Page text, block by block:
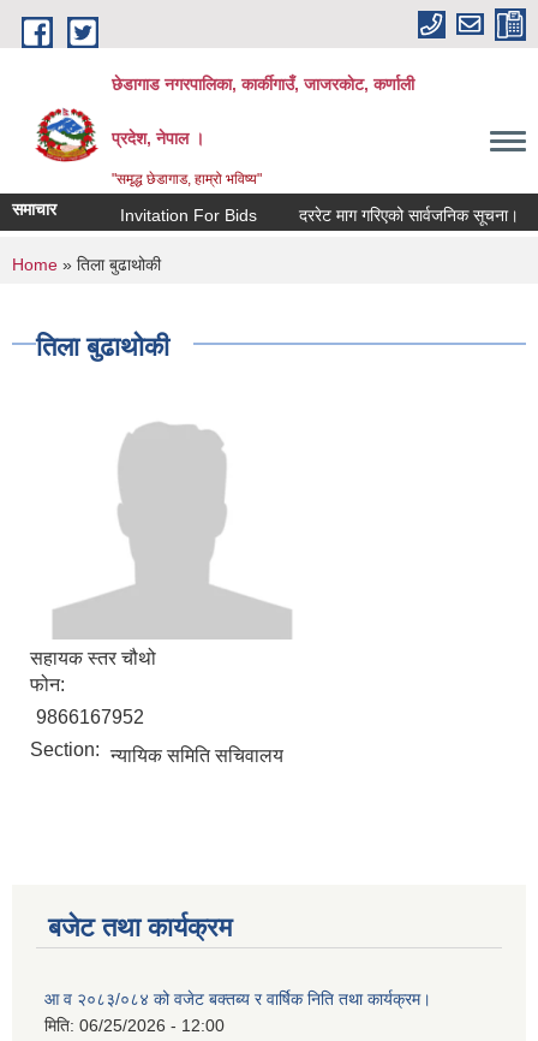
Skip to main content
छेडागाड नगरपालिका, कार्कीगाउँ, जाजरकाेट, कर्णाली
प्रदेश, नेपाल ।
"समृद्ध छेडागाड, हाम्रो भविष्य"
समाचार Invitation For Bids दररेट माग गरिएको सार्वजनिक सूचना।
You are here
Home » तिला बुढाथोकी
तिला बुढाथोकी
सहायक स्तर चौथो
फोन:
9866167952
Section: न्यायिक समिति सचिवालय
बजेट तथा कार्यक्रम
आ व २०८३/०८४ को वजेट बक्तब्य र वार्षिक निति तथा कार्यक्रम।
मिति: 06/25/2026 - 12:00